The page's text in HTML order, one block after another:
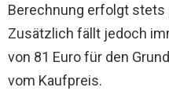
Berechnung erfolgt
Zusätzlich fällt jedoch
von 81 Euro für den
vom Kaufpreis.